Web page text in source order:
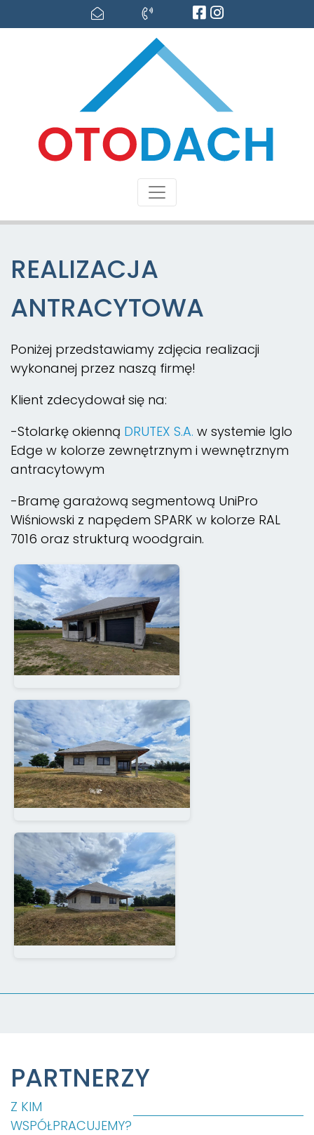
REALIZACJA
ANTRACYTOWA
Poniżej przedstawiamy zdjęcia realizacji
wykonanej przez naszą firmę!
Klient zdecydował się na:
-Stolarkę okienną DRUTEX S.A. w systemie Iglo
Edge w kolorze zewnętrznym i wewnętrznym
antracytowym
-Bramę garażową segmentową UniPro
Wiśniowski z napędem SPARK w kolorze RAL
7016 oraz strukturą woodgrain.
PARTNERZY
Z KIM
WSPÓŁPRACUJEMY?